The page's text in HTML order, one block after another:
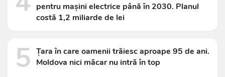
pentru mașini electrice până în 2030. Planul
costă 1,2 miliarde de lei
5 Țara în care oamenii trăiesc aproape 95 de ani.
Moldova nici măcar nu intră în top